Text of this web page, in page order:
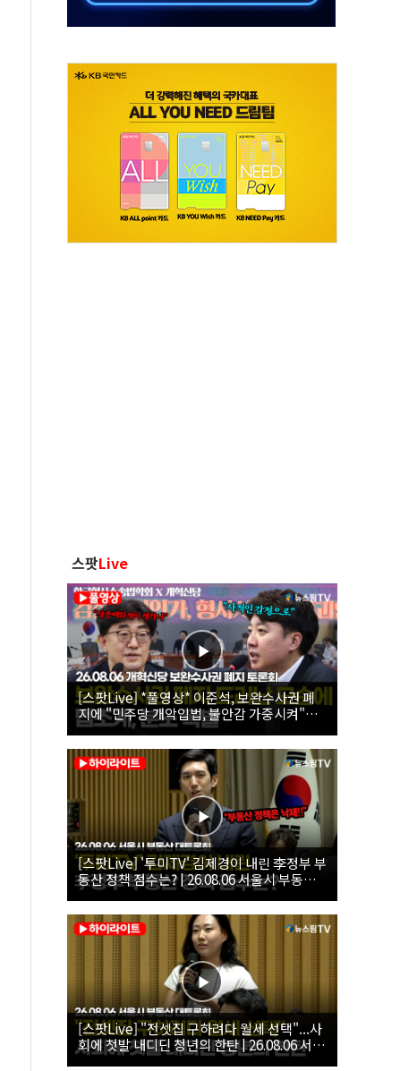
스팟Live
[스팟Live] *풀영상* 이준석, 보완수사권 폐
지에 "민주당 개악입법, 불안감 가중시켜"｜
26.08.06 개혁신당 보완수사권 폐지 토론회
[스팟Live] '투미TV' 김제경이 내린 李정부 부
동산 정책 점수는? | 26.08.06 서울시 부동산
대토론회
[스팟Live] "전셋집 구하려다 월세 선택"...사
회에 첫발 내디딘 청년의 한탄 | 26.08.06 서울
시 부동산 대토론회